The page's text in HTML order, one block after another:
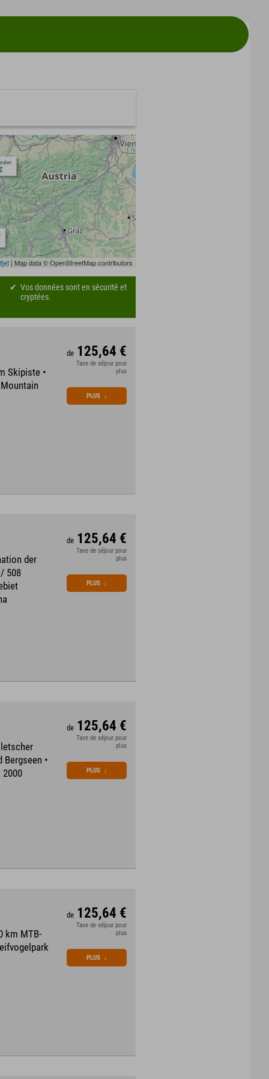
| Map data © OpenStreetMap contributors
Vos données sont en sécurité et
cryptées.
Skipiste •
de 125,64 €
Taxe de séjour pour
plus
PLUS ↓
der
508
de 125,64 €
Taxe de séjour pour
plus
PLUS ↓
Bergseen •
2000
de 125,64 €
Taxe de séjour pour
plus
PLUS ↓
km MTB-
de 125,64 €
Taxe de séjour pour
plus
PLUS ↓